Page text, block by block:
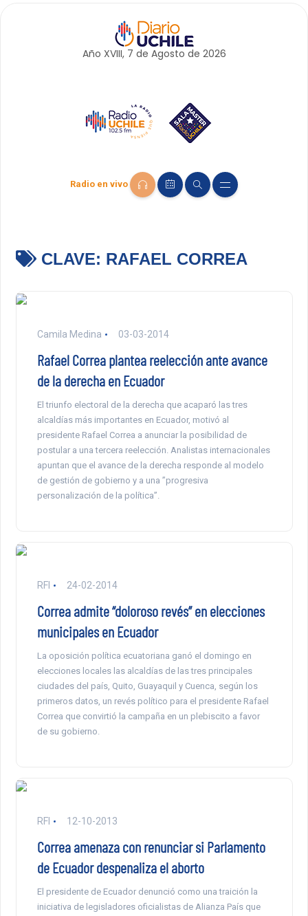
Año XVIII, 7 de Agosto de 2026
Radio en vivo
CLAVE: RAFAEL CORREA
Camila Medina 03-03-2014
Rafael Correa plantea reelección ante avance
de la derecha en Ecuador
El triunfo electoral de la derecha que acaparó las tres
alcaldías más importantes en Ecuador, motivó al
presidente Rafael Correa a anunciar la posibilidad de
postular a una tercera reelección. Analistas internacionales
apuntan que el avance de la derecha responde al modelo
de gestión de gobierno y a una ”progresiva
personalización de la política”.
RFI 24-02-2014
Correa admite “doloroso revés” en elecciones
municipales en Ecuador
La oposición política ecuatoriana ganó el domingo en
elecciones locales las alcaldías de las tres principales
ciudades del país, Quito, Guayaquil y Cuenca, según los
primeros datos, un revés político para el presidente Rafael
Correa que convirtió la campaña en un plebiscito a favor
de su gobierno.
RFI 12-10-2013
Correa amenaza con renunciar si Parlamento
de Ecuador despenaliza el aborto
El presidente de Ecuador denunció como una traición la
iniciativa de legisladores oficialistas de Alianza País que